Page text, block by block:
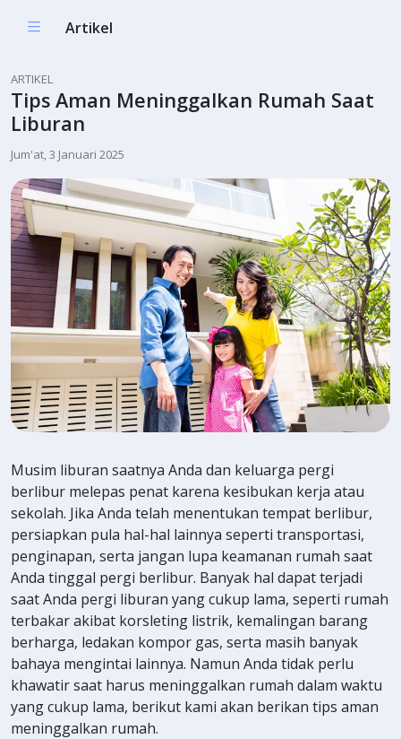
Artikel
ARTIKEL
Tips Aman Meninggalkan Rumah Saat
Liburan
Jum'at, 3 Januari 2025
Musim liburan saatnya Anda dan keluarga pergi
berlibur melepas penat karena kesibukan kerja atau
sekolah. Jika Anda telah menentukan tempat berlibur,
persiapkan pula hal-hal lainnya seperti transportasi,
penginapan, serta jangan lupa keamanan rumah saat
Anda tinggal pergi berlibur. Banyak hal dapat terjadi
saat Anda pergi liburan yang cukup lama, seperti rumah
terbakar akibat korsleting listrik, kemalingan barang
berharga, ledakan kompor gas, serta masih banyak
bahaya mengintai lainnya. Namun Anda tidak perlu
khawatir saat harus meninggalkan rumah dalam waktu
yang cukup lama, berikut kami akan berikan tips aman
meninggalkan rumah.